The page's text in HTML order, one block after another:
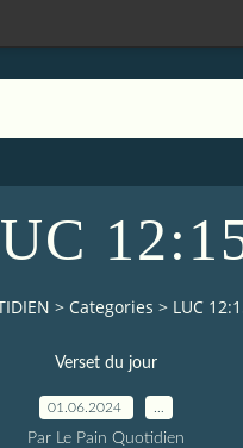
> Categories > LUC
Verset du jour
01.06.2024
Par Le Pain Quotidien